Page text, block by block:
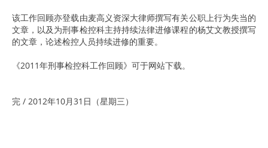
该工作回顾亦登载由麦高义资深大律师撰写有关公职上行为失当的
文章，以及为刑事检控科主持持续法律进修课程的杨艾文教授撰写
的文章，论述检控人员持续进修的重要。
《2011年刑事检控科工作回顾》可于网站下载。
完 / 2012年10月31日（星期三）